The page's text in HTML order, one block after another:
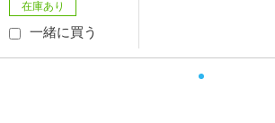
在庫あり
一緒に買う